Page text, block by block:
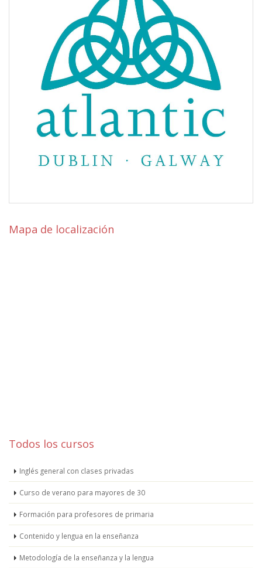
Mapa de localización
Todos los cursos
Inglés general con clases privadas
Curso de verano para mayores de 30
Formación para profesores de primaria
Contenido y lengua en la enseñanza
Metodología de la enseñanza y la lengua